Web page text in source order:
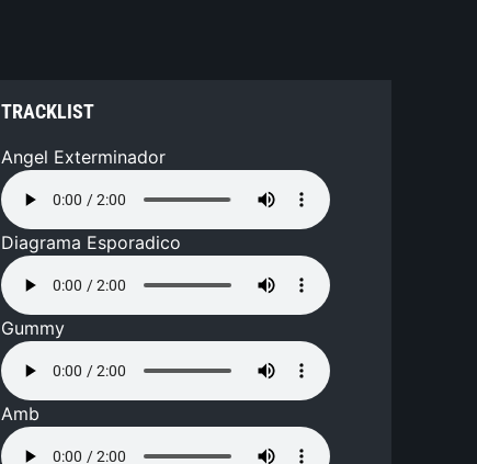
TRACKLIST
Angel Exterminador
Diagrama Esporadico
Gummy
Amb